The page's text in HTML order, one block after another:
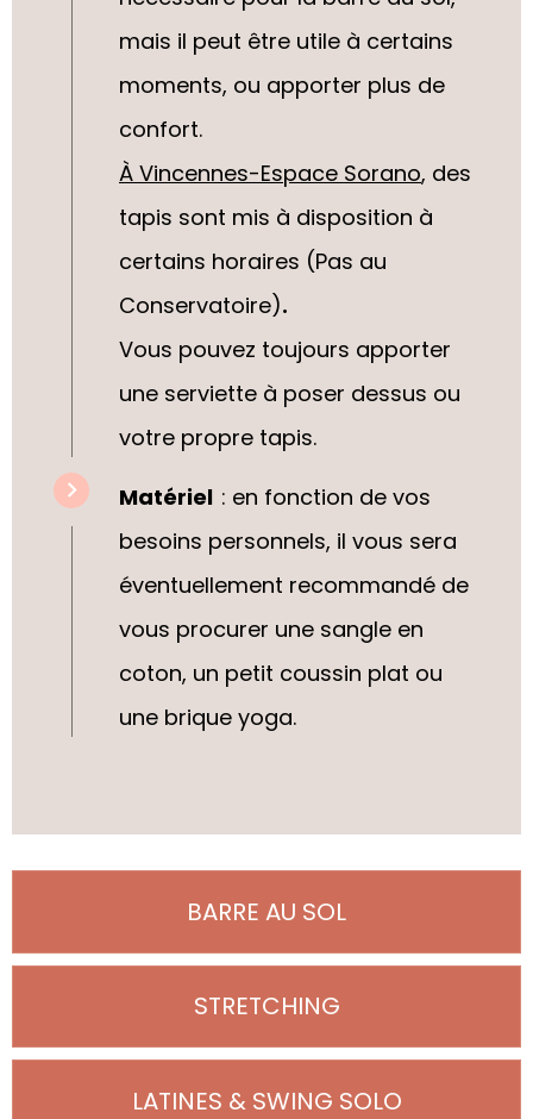
mais il peut être utile à certains
moments, ou apporter plus de
confort.
À Vincennes-Espace Sorano, des
tapis sont mis à disposition à
certains horaires (Pas au
Conservatoire).
Vous pouvez toujours apporter
une serviette à poser dessus ou
votre propre tapis.
Matériel : en fonction de vos
besoins personnels, il vous sera
éventuellement recommandé de
vous procurer une sangle en
coton, un petit coussin plat ou
une brique yoga.
BARRE AU SOL
STRETCHING
LATINES & SWING SOLO